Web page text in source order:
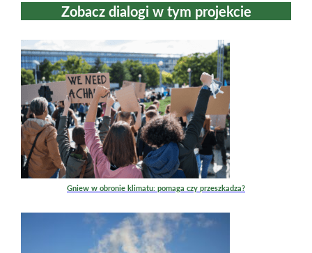
Zobacz dialogi w tym projekcie
Gniew w obronie klimatu: pomaga czy przeszkadza?